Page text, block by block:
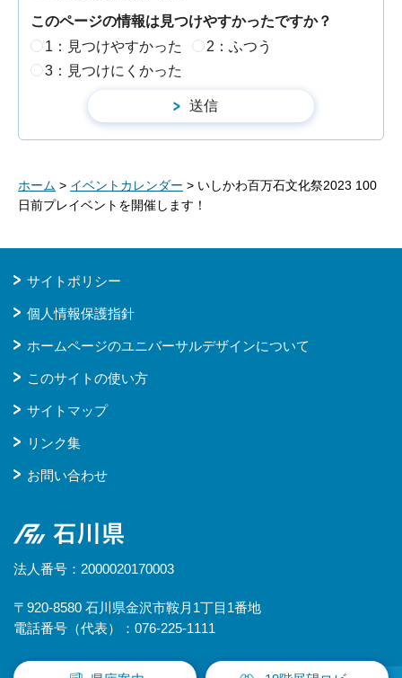
このページの情報は見つけやすかったですか？
1：見つけやすかった
2：ふつう
3：見つけにくかった
ホーム > イベントカレンダー > いしかわ百万石文化祭2023 100
日前プレイベントを開催します！
サイトポリシー
個人情報保護指針
ホームページのユニバーサルデザインについて
このサイトの使い方
サイトマップ
リンク集
お問い合わせ
石川県
法人番号：2000020170003
〒920-8580 石川県金沢市鞍月1丁目1番地
電話番号（代表）：076-225-1111